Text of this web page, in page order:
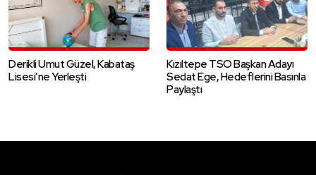
Derikli Umut Güzel, Kabataş
Lisesi’ne Yerleşti
Kızıltepe TSO Başkan Adayı
Sedat Ege, Hedeflerini Basınla
Paylaştı